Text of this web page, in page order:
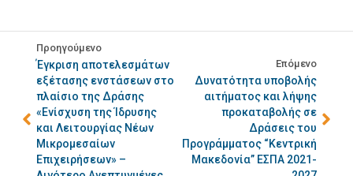
Προηγούμενο
Έγκριση αποτελεσμάτων
εξέτασης ενστάσεων στο
πλαίσιο της Δράσης
«Ενίσχυση της Ίδρυσης
και Λειτουργίας Νέων
Μικρομεσαίων
Επιχειρήσεων» –
Επόμενο
Δυνατότητα υποβολής
αιτήματος και λήψης
προκαταβολής σε
Δράσεις του
Προγράμματος “Κεντρική
Μακεδονία” ΕΣΠΑ 2021-